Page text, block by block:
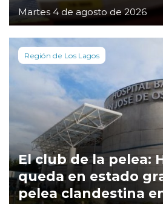
Martes 4 de agosto de 2026
Región de Los Lagos
El club de la pelea:
queda en estado
pelea clandestina